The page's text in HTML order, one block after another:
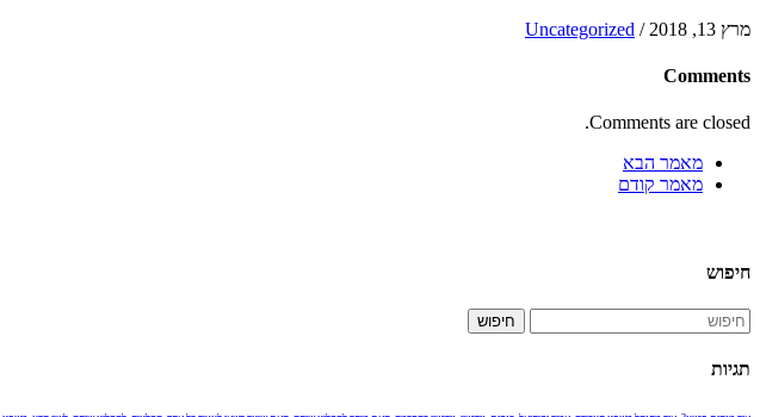
מרץ 13, 2018
/
Uncategorized
Comments
Comments are closed.
מאמר הבא
מאמר קודם
חיפוש
חיפוש
תגיות